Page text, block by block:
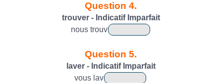
Question 4.
trouver - Indicatif Imparfait
nous trouv
Question 5.
laver - Indicatif Imparfait
vous lav